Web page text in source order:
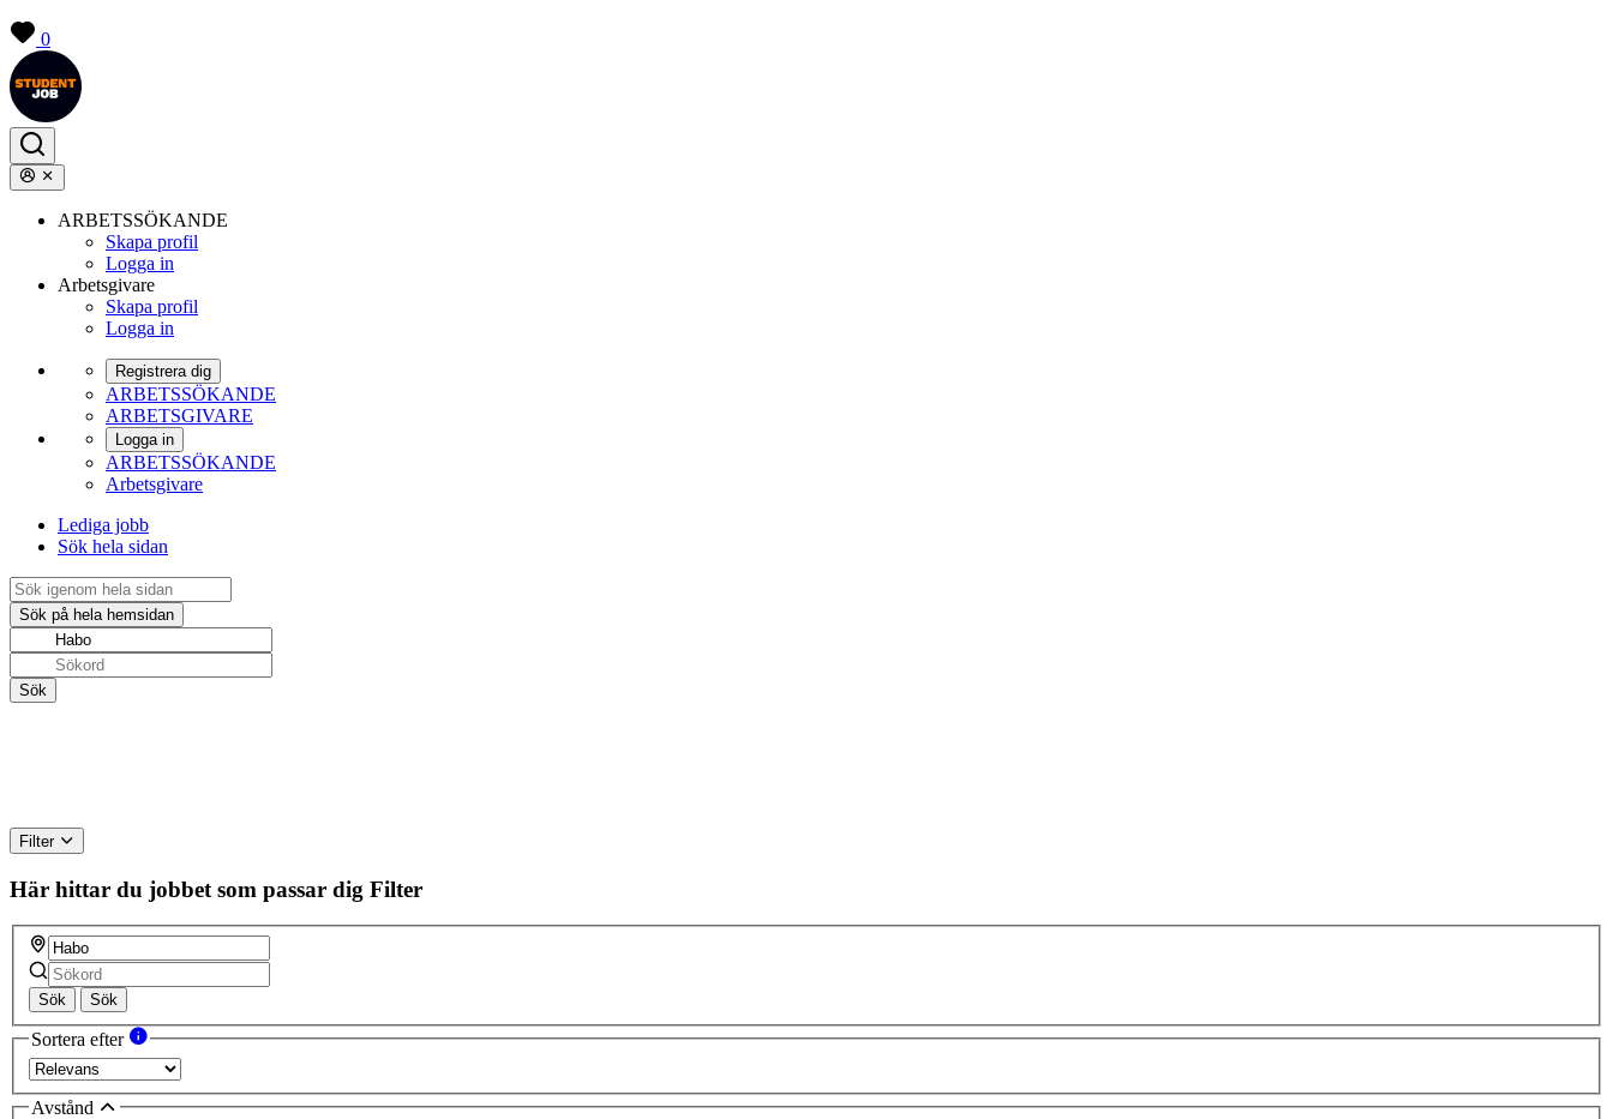
0
ARBETSSÖKANDE
Skapa profil
Logga in
Arbetsgivare
Skapa profil
Logga in
Registrera dig
ARBETSSÖKANDE
ARBETSGIVARE
Logga in
ARBETSSÖKANDE
Arbetsgivare
Lediga jobb
Sök hela sidan
Filter
Här hittar du jobbet som passar dig Filter
Sök Sök
Sortera efter
Avstånd